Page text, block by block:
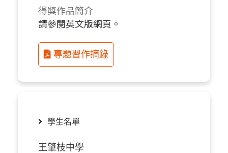
得獎作品簡介
請參閱英文版網頁。
專題習作摘錄
學生名單
王肇枝中學